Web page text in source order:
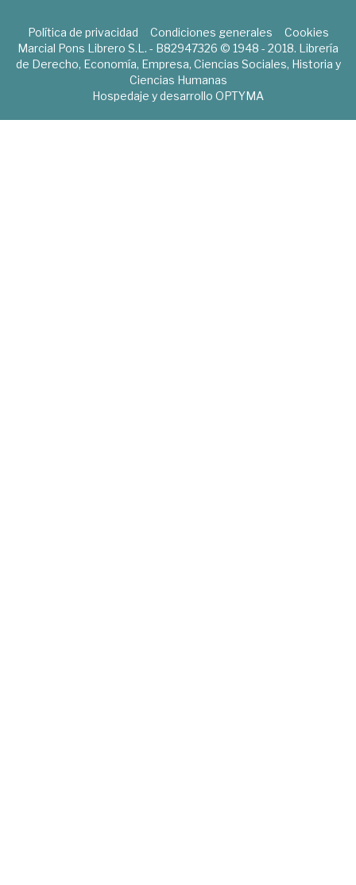
Política de privacidad Condiciones generales
Cookies
Marcial Pons Librero S.L. - B82947326 © 1948 - 2018. Librería
de Derecho, Economía, Empresa, Ciencias Sociales, Historia y
Ciencias Humanas
Hospedaje y desarrollo OPTYMA